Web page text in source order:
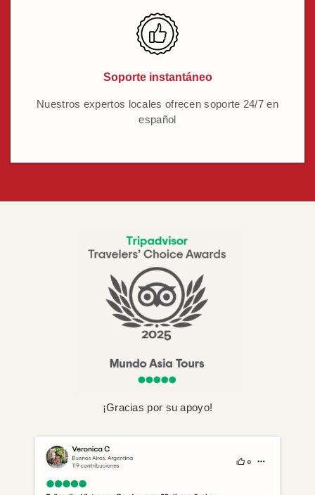
Soporte instantáneo
Nuestros expertos locales ofrecen soporte 24/7 en
español
¡Gracias por su apoyo!